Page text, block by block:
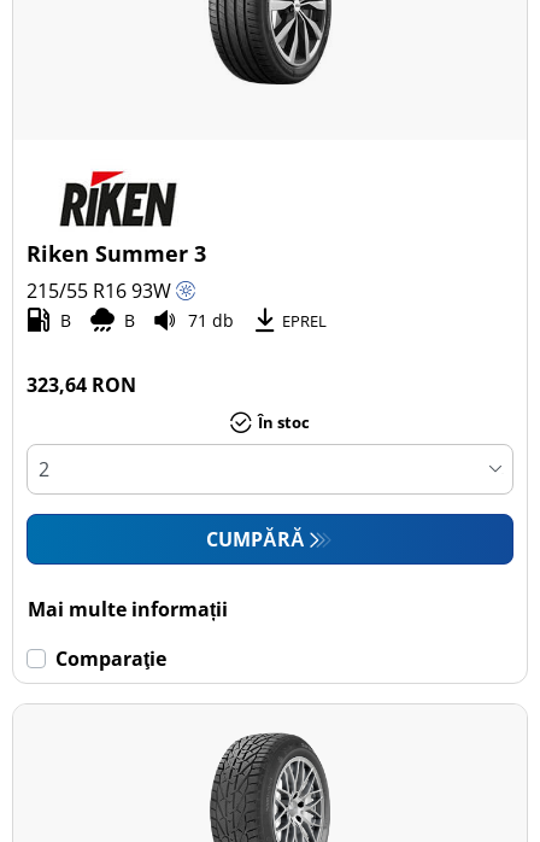
Riken Summer 3
215/55 R1693W
B B 71 db EPREL
323,64 RON
În stoc
CUMPĂRĂ
Mai multe informații
Comparaţie